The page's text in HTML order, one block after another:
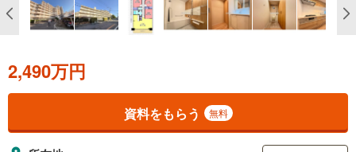
2,490万円
資料をもらう 無料